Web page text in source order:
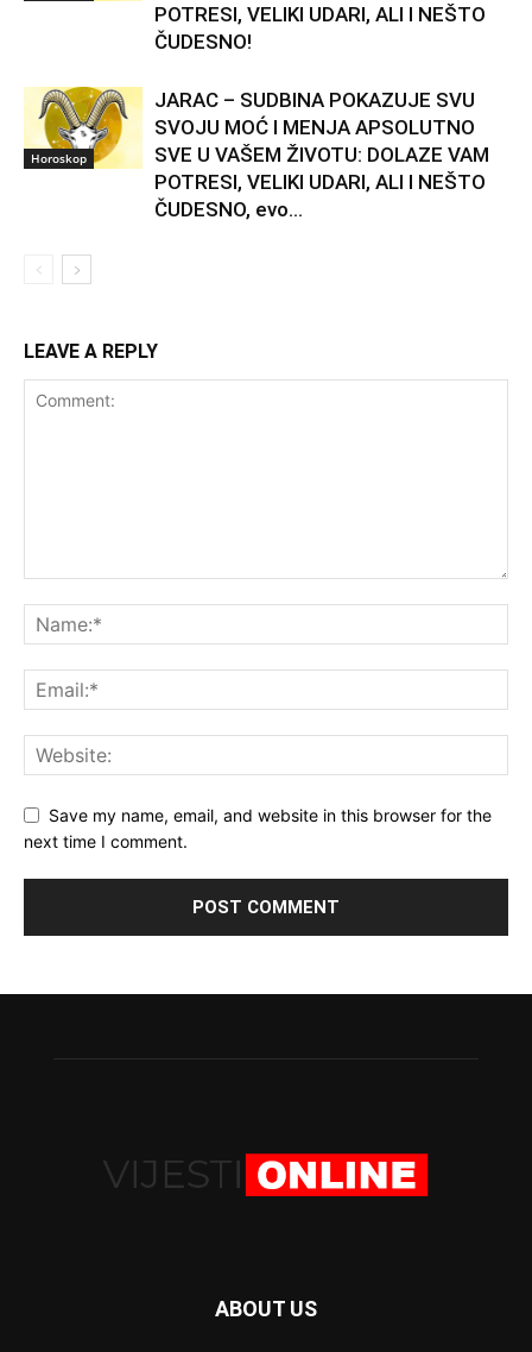
POTRESI, VELIKI UDARI, ALI I NEŠTO
ČUDESNO!
Horoskop
JARAC – SUDBINA POKAZUJE SVU
SVOJU MOĆ I MENJA APSOLUTNO
SVE U VAŠEM ŽIVOTU: DOLAZE VAM
POTRESI, VELIKI UDARI, ALI I NEŠTO
ČUDESNO, evo...
LEAVE A REPLY
Save my name, email, and website in this browser for the
next time I comment.
ABOUT US